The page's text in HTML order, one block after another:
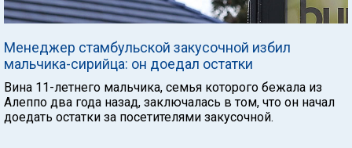
Менеджер стамбульской закусочной избил
мальчика-сирийца: он доедал остатки
Вина 11-летнего мальчика, семья которого бежала из
Алеппо два года назад, заключалась в том, что он начал
доедать остатки за посетителями закусочной.